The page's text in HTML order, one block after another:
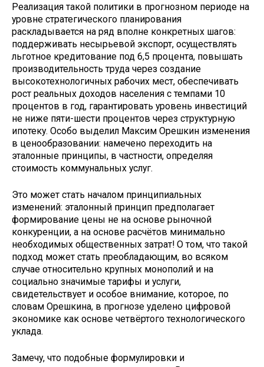
Реализация такой политики в прогнозном периоде на
уровне стратегического планирования
раскладывается на ряд вполне конкретных шагов:
поддерживать несырьевой экспорт, осуществлять
льготное кредитование под 6,5 процента, повышать
производительность труда через создание
высокотехнологичных рабочих мест, обеспечивать
рост реальных доходов населения с темпами 10
процентов в год, гарантировать уровень инвестиций
не ниже пяти-шести процентов через структурную
ипотеку. Особо выделил Максим Орешкин изменения
в ценообразовании: намечено переходить на
эталонные принципы, в частности, определяя
стоимость коммунальных услуг.
Это может стать началом принципиальных
изменений: эталонный принцип предполагает
формирование цены не на основе рыночной
конкуренции, а на основе расчётов минимально
необходимых общественных затрат! О том, что такой
подход может стать преобладающим, во всяком
случае относительно крупных монополий и на
социально значимые тарифы и услуги,
свидетельствует и особое внимание, которое, по
словам Орешкина, в прогнозе уделено цифровой
экономике как основе четвёртого технологического
уклада.
Замечу, что подобные формулировки и